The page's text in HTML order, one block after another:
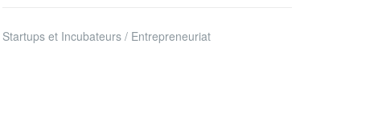
Startups et Incubateurs / Entrepreneuriat